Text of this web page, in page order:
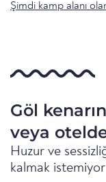
Şimdi kamp alanı
Göl
veya
Huzur ve
kalmak